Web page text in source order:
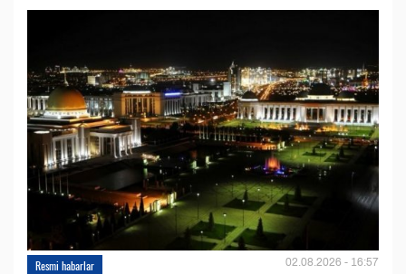
Resmi habarlar 02.08.2026 - 16:57